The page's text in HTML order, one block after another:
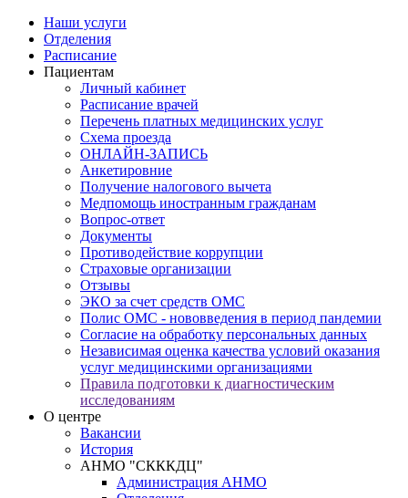
Наши услуги
Отделения
Расписание
Пациентам
Личный кабинет
Расписание врачей
Перечень платных медицинских услуг
Схема проезда
ОНЛАЙН-ЗАПИСЬ
Анкетировние
Получение налогового вычета
Медпомощь иностранным гражданам
Вопрос-ответ
Документы
Противодействие коррупции
Страховые организации
Отзывы
ЭКО за счет средств ОМС
Полис ОМС - нововведения в период пандемии
Согласие на обработку персональных данных
Независимая оценка качества условий оказания
услуг медицинскими организациями
Правила подготовки к диагностическим
исследованиям
О центре
Вакансии
История
АНМО "СКККДЦ"
Администрация АНМО